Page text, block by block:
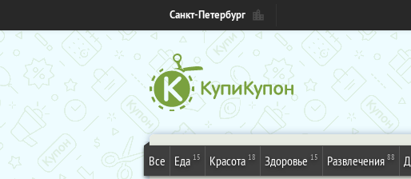
Санкт-Петербург
Все Еда 15 Красота 18 Здоровье 15 Развлечения 88